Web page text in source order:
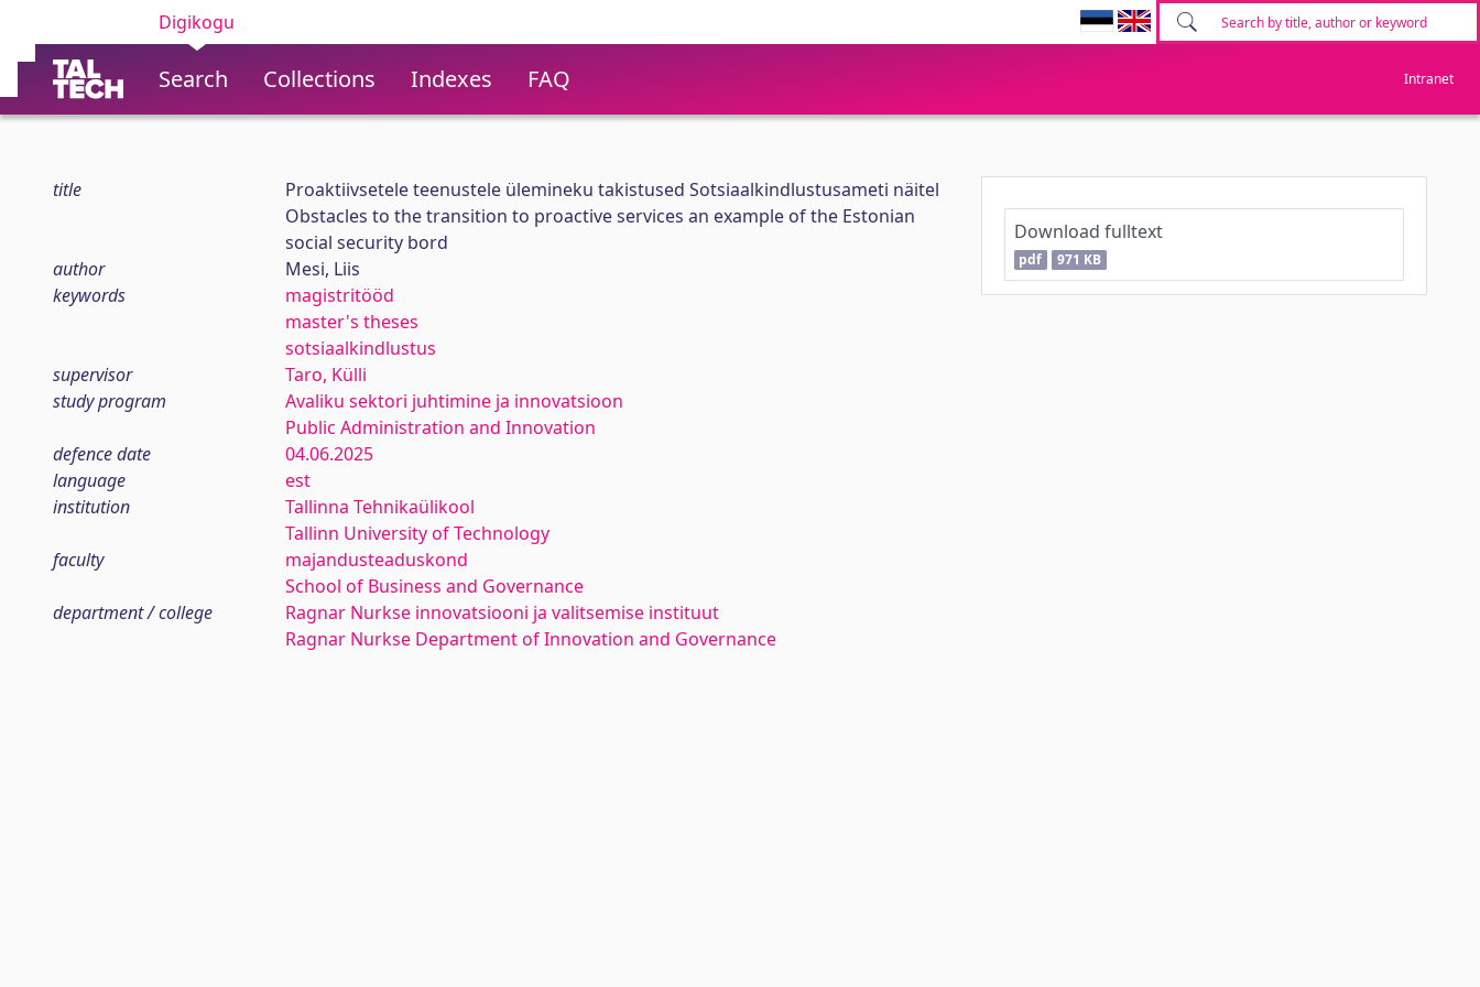
Digikogu
Search Collections Indexes FAQ Intranet
title
Proaktiivsetele teenustele ülemineku takistused Sotsiaalkindlustusameti näitel
Obstacles to the transition to proactive services an example of the Estonian
social security bord
author
Mesi, Liis
keywords
magistritööd
master's theses
sotsiaalkindlustus
supervisor
Taro, Külli
study program
Avaliku sektori juhtimine ja innovatsioon
Public Administration and Innovation
defence date
04.06.2025
language
est
institution
Tallinna Tehnikaülikool
Tallinn University of Technology
faculty
majandusteaduskond
School of Business and Governance
department / college
Ragnar Nurkse innovatsiooni ja valitsemise instituut
Ragnar Nurkse Department of Innovation and Governance
Download fulltext
pdf 971 KB